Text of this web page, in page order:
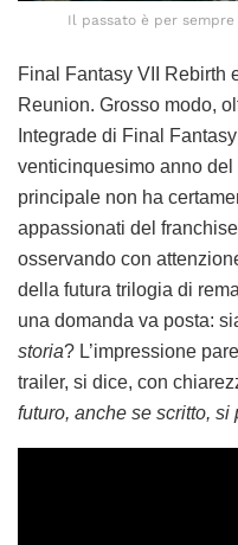
Il passato è per
Final Fantasy VII Rebirth
Reunion. Grosso modo,
Integrade di Final Fantasy
venticinquesimo anno
principale non ha
appassionati del
osservando con
della futura trilogia di
una domanda va posta:
storia? L’impressione
trailer, si dice, con
futuro, anche se scritto, si